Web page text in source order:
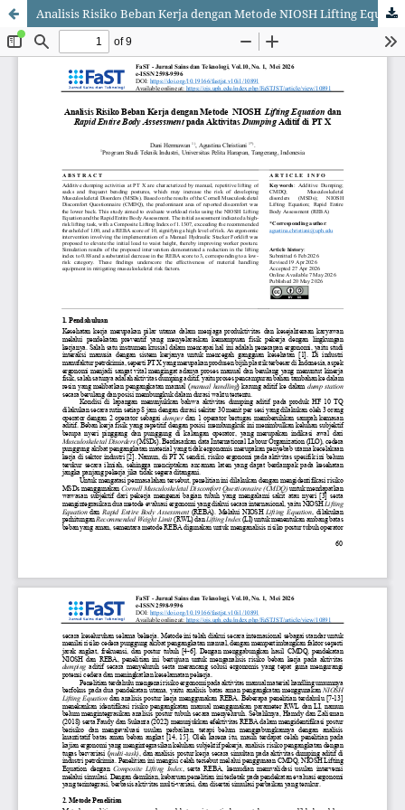
Analisis Risiko Beban Kerja dengan Metode NIOSH Lifting Equation dan Rapid Entire Body Assessment pada Aktivitas Dumping Aditif di PT X